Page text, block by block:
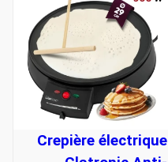
Crepière électrique